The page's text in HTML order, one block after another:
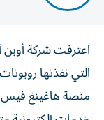
اعترفت شركة أوبن
التي نفذتها
منصة هاغينغ فيس